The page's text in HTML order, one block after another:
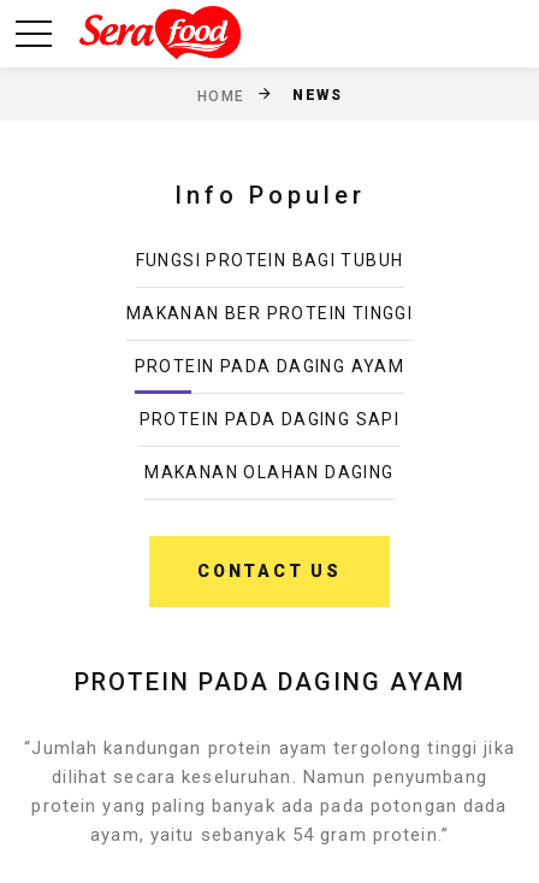
HOME NEWS
Info Populer
FUNGSI PROTEIN BAGI TUBUH
MAKANAN BER PROTEIN TINGGI
PROTEIN PADA DAGING AYAM
PROTEIN PADA DAGING SAPI
MAKANAN OLAHAN DAGING
CONTACT US
PROTEIN PADA DAGING AYAM
“Jumlah kandungan protein ayam tergolong tinggi jika
dilihat secara keseluruhan. Namun penyumbang
protein yang paling banyak ada pada potongan dada
ayam, yaitu sebanyak 54 gram protein.”